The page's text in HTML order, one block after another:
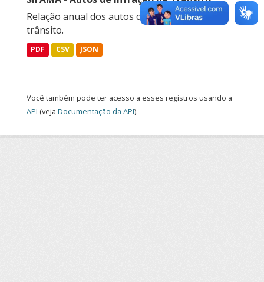
Relação anual dos autos de infração de
trânsito.
PDF CSV JSON
Você também pode ter acesso a esses registros usando a
API (veja Documentação da API).